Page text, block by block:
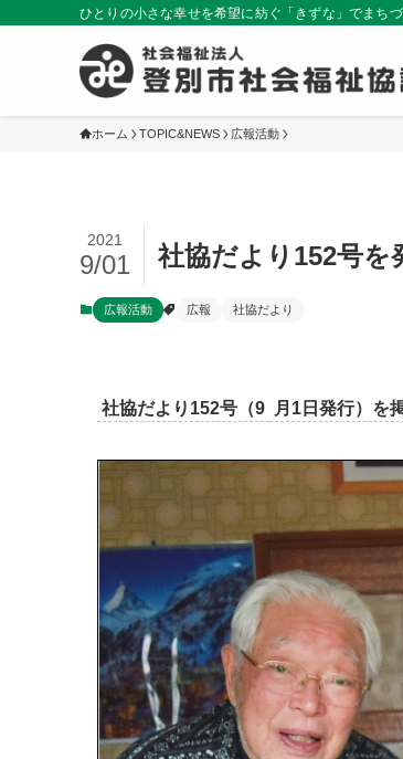
ひとりの小さな幸せを希望に紡ぐ「きずな」でまちづ
ホーム TOPIC&NEWS 広報活動
社協だより152号を
2021
9/01
広報活動 広報 社協だより
社協だより152号（9 月1日発行）を